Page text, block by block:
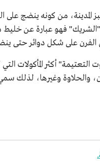
المدينة، من كونه ينضج
"الشريك" فهو عبارة عن
على شكل دوائر حتى
أكثر المأكولات التي
والحلاوة وغيرها، لذلك